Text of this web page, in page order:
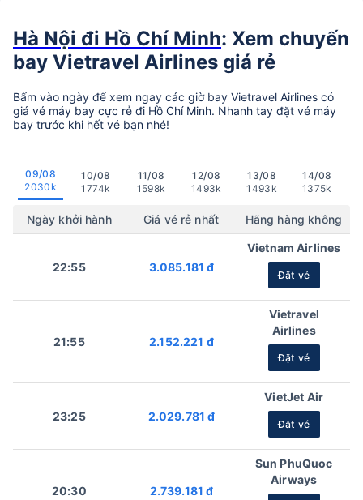
Hà Nội đi Hồ Chí Minh: Xem chuyến
bay Vietravel Airlines giá rẻ
Bấm vào ngày để xem ngay các giờ bay Vietravel Airlines có
giá vé máy bay cực rẻ đi Hồ Chí Minh. Nhanh tay đặt vé máy
bay trước khi hết vé bạn nhé!
09/08
2030k
10/08
1774k
11/08
1598k
12/08
1493k
13/08
1493k
14/08
1375k
Ngày khởi hành Giá vé rẻ nhất Hãng hàng không
22:55 3.085.181 đ
Vietnam Airlines
Đặt vé
21:55 2.152.221 đ
Vietravel
Airlines
Đặt vé
23:25 2.029.781 đ
VietJet Air
Đặt vé
20:30 2.739.181 đ
Sun PhuQuoc
Airways